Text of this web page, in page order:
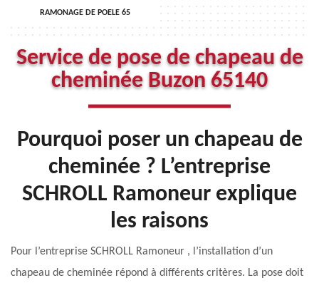
RAMONAGE DE POELE 65
Service de pose de chapeau de
cheminée Buzon 65140
Pourquoi poser un chapeau de
cheminée ? L’entreprise
SCHROLL Ramoneur explique
les raisons
Pour l’entreprise SCHROLL Ramoneur , l’installation d’un
chapeau de cheminée répond à différents critères. La pose doit